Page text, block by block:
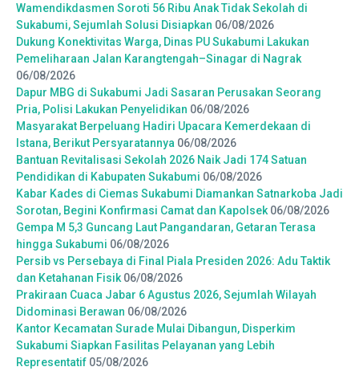
Wamendikdasmen Soroti 56 Ribu Anak Tidak Sekolah di
Sukabumi, Sejumlah Solusi Disiapkan 06/08/2026
Dukung Konektivitas Warga, Dinas PU Sukabumi Lakukan
Pemeliharaan Jalan Karangtengah–Sinagar di Nagrak
06/08/2026
Dapur MBG di Sukabumi Jadi Sasaran Perusakan Seorang
Pria, Polisi Lakukan Penyelidikan 06/08/2026
Masyarakat Berpeluang Hadiri Upacara Kemerdekaan di
Istana, Berikut Persyaratannya 06/08/2026
Bantuan Revitalisasi Sekolah 2026 Naik Jadi 174 Satuan
Pendidikan di Kabupaten Sukabumi 06/08/2026
Kabar Kades di Ciemas Sukabumi Diamankan Satnarkoba Jadi
Sorotan, Begini Konfirmasi Camat dan Kapolsek 06/08/2026
Gempa M 5,3 Guncang Laut Pangandaran, Getaran Terasa
hingga Sukabumi 06/08/2026
Persib vs Persebaya di Final Piala Presiden 2026: Adu Taktik
dan Ketahanan Fisik 06/08/2026
Prakiraan Cuaca Jabar 6 Agustus 2026, Sejumlah Wilayah
Didominasi Berawan 06/08/2026
Kantor Kecamatan Surade Mulai Dibangun, Disperkim
Sukabumi Siapkan Fasilitas Pelayanan yang Lebih
Representatif 05/08/2026